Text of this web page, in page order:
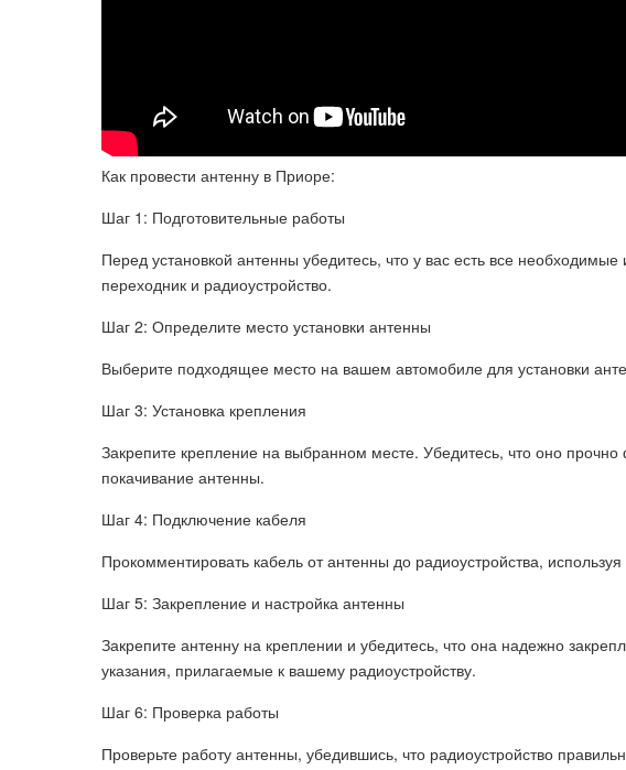
Как провести антенну в Приоре:
Шаг 1: Подготовительные работы
Перед установкой антенны убедитесь, что у вас есть все
переходник и радиоустройство.
Шаг 2: Определите место установки антенны
Выберите подходящее место на вашем автомобиле для установки
Шаг 3: Установка крепления
Закрепите крепление на выбранном месте. Убедитесь, что оно прочно
покачивание антенны.
Шаг 4: Подключение кабеля
Прокомментировать кабель от антенны до радиоустройства,
Шаг 5: Закрепление и настройка антенны
Закрепите антенну на креплении и убедитесь, что она надежно
указания, прилагаемые к вашему радиоустройству.
Шаг 6: Проверка работы
Проверьте работу антенны, убедившись, что радиоустройство